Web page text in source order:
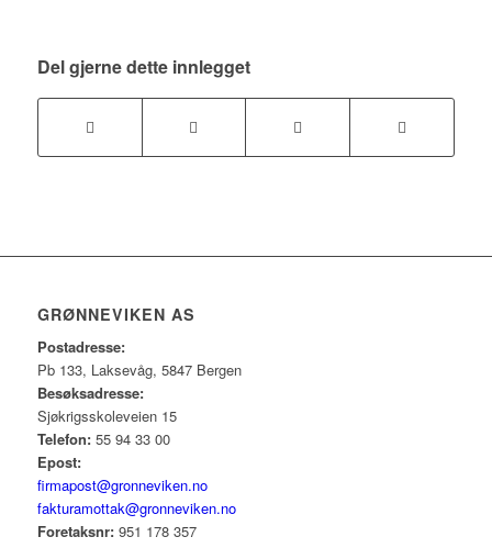
Del gjerne dette innlegget
GRØNNEVIKEN AS
Postadresse:
Pb 133, Laksevåg, 5847 Bergen
Besøksadresse:
Sjøkrigsskoleveien 15
Telefon:55 94 33 00
Epost:
firmapost@gronneviken.no
fakturamottak@gronneviken.no
Foretaksnr:951 178 357